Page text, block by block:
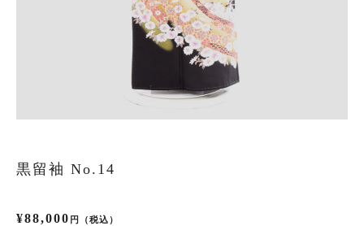
着物の種類から探す
訪問着の商品一覧へ
黒留袖 No.14
¥88,000 円（税込）